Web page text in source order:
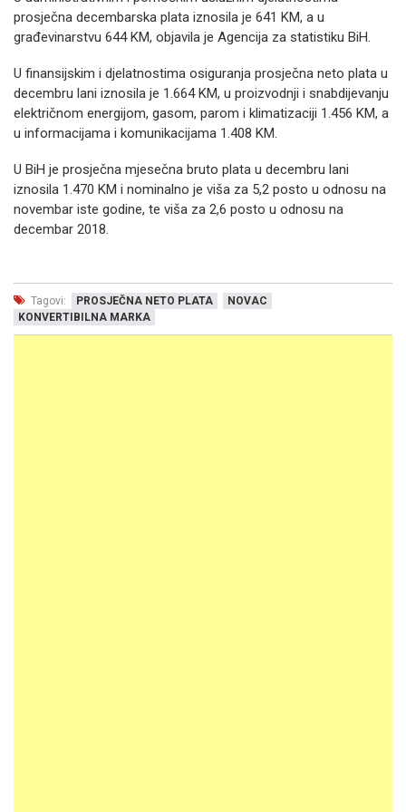
prosječna decembarska plata iznosila je 641 KM, a u
građevinarstvu 644 KM, objavila je Agencija za statistiku BiH.
U finansijskim i djelatnostima osiguranja prosječna neto plata u
decembru lani iznosila je 1.664 KM, u proizvodnji i snabdijevanju
električnom energijom, gasom, parom i klimatizaciji 1.456 KM, a
u informacijama i komunikacijama 1.408 KM.
U BiH je prosječna mjesečna bruto plata u decembru lani
iznosila 1.470 KM i nominalno je viša za 5,2 posto u odnosu na
novembar iste godine, te viša za 2,6 posto u odnosu na
decembar 2018.
Tagovi: PROSJEČNA NETO PLATA
NOVAC
KONVERTIBILNA MARKA